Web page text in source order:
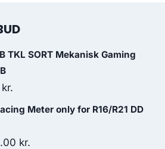
TKL SORT Mekanisk Gaming
kr.
price
748.00 kr..
Meter only for R16/R21 DD
kr.